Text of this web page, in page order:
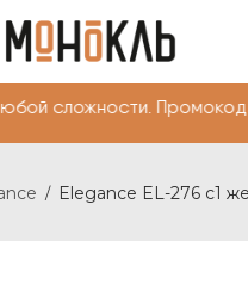
/ Elegance EL-276 c1